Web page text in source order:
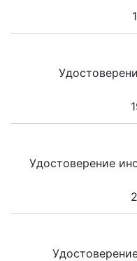
Удостоверение